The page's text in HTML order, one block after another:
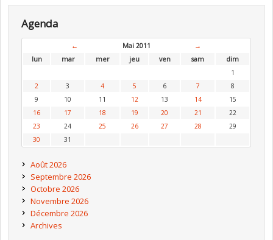
Agenda
← Mai 2011
→
lun
mar mer jeu ven sam
dim
1
2
3 4 5 6 7
8
9
10 11 12 13 14
15
16
17 18 19 20 21
22
23
24 25 26 27 28
29
30
31
Août 2026
Septembre 2026
Octobre 2026
Novembre 2026
Décembre 2026
Archives